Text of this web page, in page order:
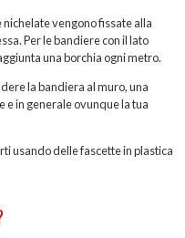
vengono fissate alla
Per le bandiere con il lato
una borchia ogni metro.
la bandiera al muro, una
e in generale ovunque la tua
usando delle fascette in plastica